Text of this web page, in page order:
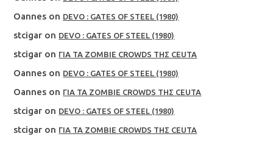
Oannes on DEVO : GATES OF STEEL (1980)
stcigar on DEVO : GATES OF STEEL (1980)
stcigar on ΓΙΑ ΤΑ ZOMBIE CROWDS ΤΗΣ CEUTA
Oannes on DEVO : GATES OF STEEL (1980)
Oannes on ΓΙΑ ΤΑ ZOMBIE CROWDS ΤΗΣ CEUTA
stcigar on DEVO : GATES OF STEEL (1980)
stcigar on ΓΙΑ ΤΑ ZOMBIE CROWDS ΤΗΣ CEUTA